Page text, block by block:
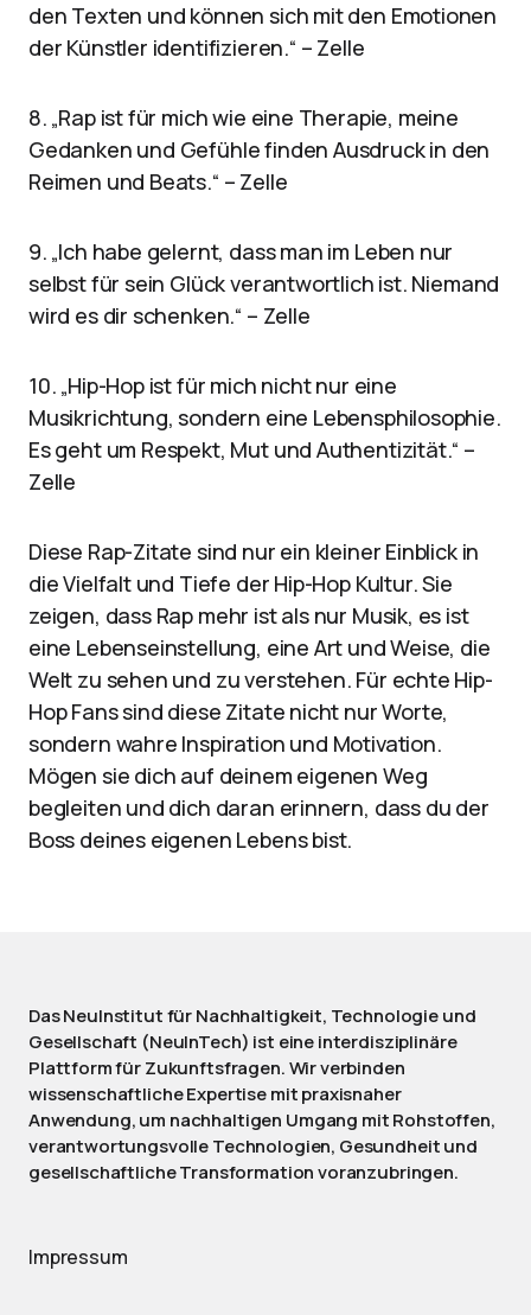
den Texten und können sich mit den Emotionen
der Künstler identifizieren.“ – Zelle
8. „Rap ist für mich wie eine Therapie, meine
Gedanken und Gefühle finden Ausdruck in den
Reimen und Beats.“ – Zelle
9. „Ich habe gelernt, dass man im Leben nur
selbst für sein Glück verantwortlich ist. Niemand
wird es dir schenken.“ – Zelle
10. „Hip-Hop ist für mich nicht nur eine
Musikrichtung, sondern eine Lebensphilosophie.
Es geht um Respekt, Mut und Authentizität.“ –
Zelle
Diese Rap-Zitate sind nur ein kleiner Einblick in
die Vielfalt und Tiefe der Hip-Hop Kultur. Sie
zeigen, dass Rap mehr ist als nur Musik, es ist
eine Lebenseinstellung, eine Art und Weise, die
Welt zu sehen und zu verstehen. Für echte Hip-
Hop Fans sind diese Zitate nicht nur Worte,
sondern wahre Inspiration und Motivation.
Mögen sie dich auf deinem eigenen Weg
begleiten und dich daran erinnern, dass du der
Boss deines eigenen Lebens bist.
Das NeuInstitut für Nachhaltigkeit, Technologie und
Gesellschaft (NeuInTech) ist eine interdisziplinäre
Plattform für Zukunftsfragen. Wir verbinden
wissenschaftliche Expertise mit praxisnaher
Anwendung, um nachhaltigen Umgang mit Rohstoffen,
verantwortungsvolle Technologien, Gesundheit und
gesellschaftliche Transformation voranzubringen.
Impressum